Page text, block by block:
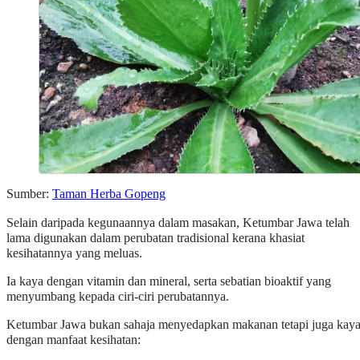
Sumber: Taman Herba Gopeng
Selain daripada kegunaannya dalam masakan, Ketumbar Jawa telah
lama digunakan dalam perubatan tradisional kerana khasiat
kesihatannya yang meluas.
Ia kaya dengan vitamin dan mineral, serta sebatian bioaktif yang
menyumbang kepada ciri-ciri perubatannya.
Ketumbar Jawa bukan sahaja menyedapkan makanan tetapi juga kaya
dengan manfaat kesihatan: